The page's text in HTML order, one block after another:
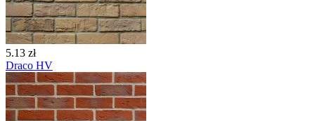
5.13 zł
Draco HV